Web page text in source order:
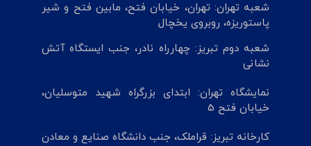
شعبه تهران: تهران، خیابان فتح، مابین فتح و شیر
پاستوریزه، روبروی یخچال
شعبه دوم تبریز: چهارراه نادر، جنب ایستگاه آتش
نشانی
نمایشگاه تهران: ابتدای بزرگراه شهید متوسلیان،
خیابان فتح 5
کارخانه تبریز: قراملک، جنب دانشگاه صنایع و معادن